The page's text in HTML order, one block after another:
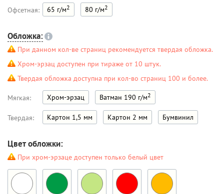
Офсетная: 65 г/м2 80 г/м2
Обложка:
При данном кол-ве страниц рекомендуется твердая обложка.
Хром-эрзац доступен при тираже от 10 штук.
Твердая обложка доступна при кол-во страниц 100 и более.
Мягкая: Хром-эрзац Ватман 190 г/м2
Твердая: Картон 1,5 мм Картон 2 мм Бумвинил
Цвет обложки:
При хром-эрзаце доступен только белый цвет